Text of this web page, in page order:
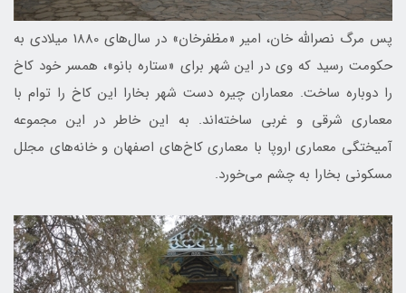
پس مرگ نصرالله خان، امیر «مظفرخان» در سال‌های 1880 میلادی به
حکومت رسید که وی در این شهر برای «ستاره بانو»، همسر خود کاخ
را دوباره ساخت. معماران چیره دست شهر بخارا این کاخ‌ را توام با
معماری شرقی و غربی ساخته‌اند. به این خاطر در این مجموعه
آمیختگی معماری اروپا با معماری کاخ‌های اصفهان و خانه‌های مجلل
مسکونی بخارا به چشم می‌خورد.